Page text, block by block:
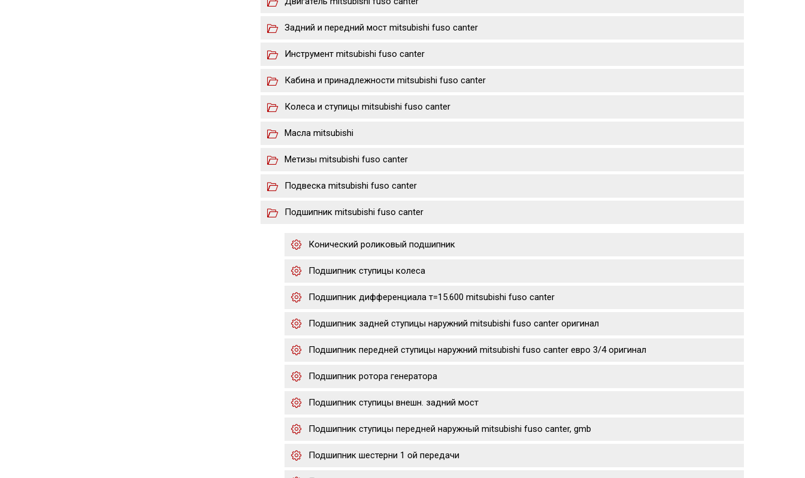
Задний и передний мост mitsubishi fuso canter
Инструмент mitsubishi fuso canter
Кабина и принадлежности mitsubishi fuso canter
Колеса и ступицы mitsubishi fuso canter
Масла mitsubishi
Метизы mitsubishi fuso canter
Подвеска mitsubishi fuso canter
Подшипник mitsubishi fuso canter
Конический роликовый подшипник
Подшипник ступицы колеса
Подшипник дифференциала т=15.600 mitsubishi fuso canter
Подшипник задней ступицы наружний mitsubishi fuso canter оригинал
Подшипник передней ступицы наружний mitsubishi fuso canter евро 3/4 оригинал
Подшипник ротора генератора
Подшипник ступицы внешн. задний мост
Подшипник ступицы передней наружный mitsubishi fuso canter, gmb
Подшипник шестерни 1 ой передачи